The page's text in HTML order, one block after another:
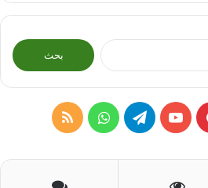
البحث
عن:
بينتيريستيوتيوبتيلقرامواتسابملخص
RSS